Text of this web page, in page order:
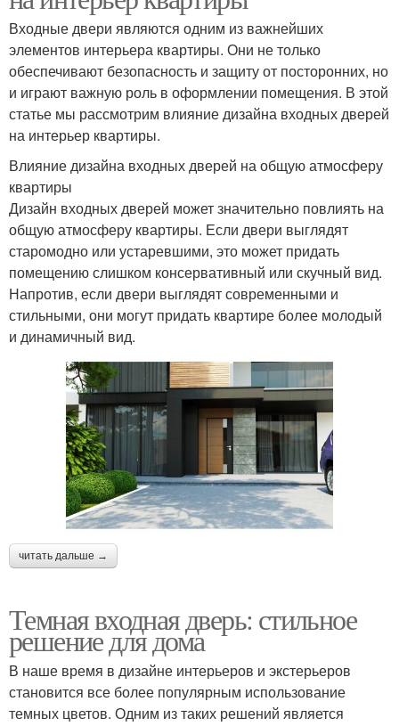
Входные двери являются одним из важнейших
элементов интерьера квартиры. Они не только
обеспечивают безопасность и защиту от посторонних, но
и играют важную роль в оформлении помещения. В этой
статье мы рассмотрим влияние дизайна входных дверей
на интерьер квартиры.
Влияние дизайна входных дверей на общую атмосферу
квартиры
Дизайн входных дверей может значительно повлиять на
общую атмосферу квартиры. Если двери выглядят
старомодно или устаревшими, это может придать
помещению слишком консервативный или скучный вид.
Напротив, если двери выглядят современными и
стильными, они могут придать квартире более молодый
и динамичный вид.
читать дальше →
Темная входная дверь: стильное
решение для дома
В наше время в дизайне интерьеров и экстерьеров
становится все более популярным использование
темных цветов. Одним из таких решений является